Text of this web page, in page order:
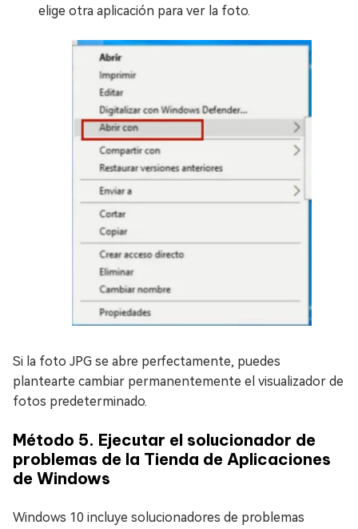
elige otra aplicación para ver la foto.
Si la foto JPG se abre perfectamente, puedes
plantearte cambiar permanentemente el visualizador de
fotos predeterminado.
Método 5. Ejecutar el solucionador de
problemas de la Tienda de Aplicaciones
de Windows
Windows 10 incluye solucionadores de problemas